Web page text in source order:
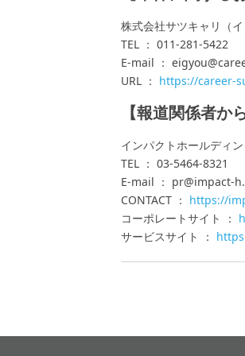
株式会社サツキャリ（
TEL ： 011-281-5422
E-mail ：
URL ： https://career-
【報道関係者か
インパクトホールディ
TEL ： 03-5464-8321
E-mail ： pr@impact-
CONTACT ： https://
コーポレートサイト ：
サービスサイト ：